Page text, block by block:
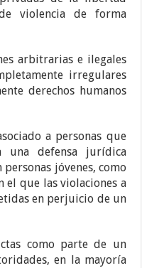
violencia de forma
arbitrarias e ilegales
irregulares
derechos humanos
a personas que
una defensa jurídica
personas jóvenes, como
el que las violaciones a
en perjuicio de un
como parte de un
en la mayoría